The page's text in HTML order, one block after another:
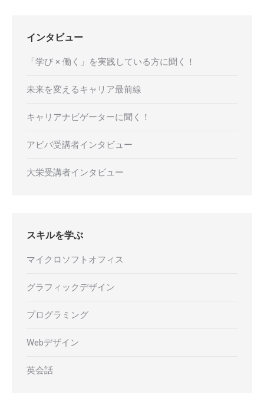
インタビュー
「学び × 働く」を実践している方に聞く！
未来を変えるキャリア最前線
キャリアナビゲーターに聞く！
アビバ受講者インタビュー
大栄受講者インタビュー
スキルを学ぶ
マイクロソフトオフィス
グラフィックデザイン
プログラミング
Webデザイン
英会話